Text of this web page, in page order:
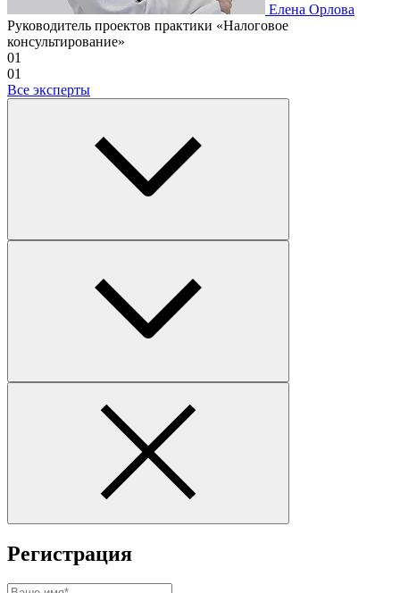
Елена Орлова
Руководитель проектов практики «Налоговое
консультирование»
01
01
Все эксперты
Регистрация